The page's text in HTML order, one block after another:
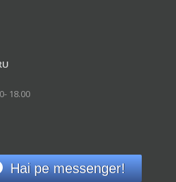
18.00
Hai pe messenger!